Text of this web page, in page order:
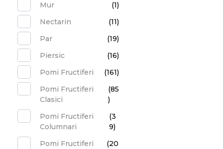
Mur
(1)
Nectarin
(11)
Par
(19)
Piersic
(16)
Pomi Fructiferi
(161)
Pomi Fructiferi
Clasici
(85
)
Pomi Fructiferi
Columnari
(3
9)
Pomi Fructiferi
(20